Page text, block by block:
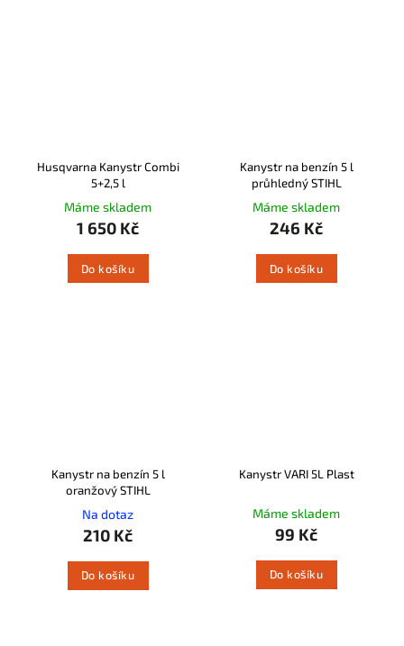
Husqvarna Kanystr Combi
5+2,5 l
Máme skladem
1 650 Kč
Do košíku
Kanystr na benzín 5 l
průhledný STIHL
Máme skladem
246 Kč
Do košíku
Kanystr na benzín 5 l
oranžový STIHL
Na dotaz
210 Kč
Do košíku
Kanystr VARI 5L Plast
Máme skladem
99 Kč
Do košíku